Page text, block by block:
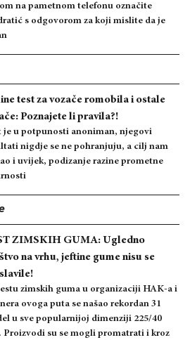
na pametnom telefonu označite
s odgovorom za koji mislite da je
test za vozače romobila i ostale
Poznajete li pravila?!
je u potpunosti anoniman, njegovi
nigdje se ne pohranjuju, a cilj nam
i uvijek, podizanje razine prometne
ZIMSKIH GUMA: Ugledno
na vrhu, jeftine gume nisu se
zimskih guma u organizaciji HAK-a i
ovoga puta se našao rekordan 31
u sve popularnijoj dimenziji 225/40
Proizvodi su se mogli promatrati i kroz